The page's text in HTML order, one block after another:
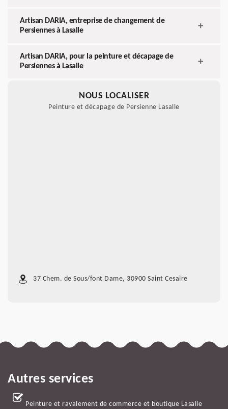
Artisan DARIA, entreprise de changement de
Persiennes à Lasalle
Artisan DARIA, pour la peinture et décapage de
Persiennes à Lasalle
NOUS LOCALISER
Peinture et décapage de Persienne Lasalle
37 Chem. de Sous/font Dame, 30900 Saint Cesaire
Autres services
Peinture et ravalement de commerce et boutique Lasalle